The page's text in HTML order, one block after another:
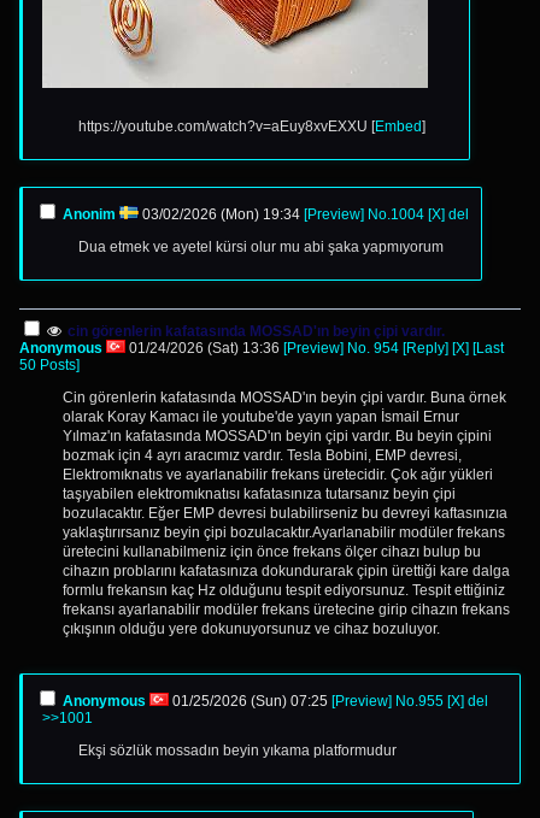
https://youtube.com/watch?v=aEuy8xvEXXU [Embed]
Anonim 03/02/2026 (Mon) 19:34 [Preview] No.1004 [X] del
Dua etmek ve ayetel kürsi olur mu abi şaka yapmıyorum
cin görenlerin kafatasında MOSSAD'ın beyin çipi vardır.
Anonymous
01/24/2026 (Sat) 13:36 [Preview] No. 954 [Reply] [X] [Last
50 Posts]
Cin görenlerin kafatasında MOSSAD'ın beyin çipi vardır. Buna örnek
olarak Koray Kamacı ile youtube'de yayın yapan İsmail Ernur
Yılmaz'ın kafatasında MOSSAD'ın beyin çipi vardır. Bu beyin çipini
bozmak için 4 ayrı aracımız vardır. Tesla Bobini, EMP devresi,
Elektromıknatıs ve ayarlanabilir frekans üretecidir. Çok ağır yükleri
taşıyabilen elektromıknatısı kafatasınıza tutarsanız beyin çipi
bozulacaktır. Eğer EMP devresi bulabilirseniz bu devreyi kaftasınızıa
yaklaştırırsanız beyin çipi bozulacaktır.Ayarlanabilir modüler frekans
üretecini kullanabilmeniz için önce frekans ölçer cihazı bulup bu
cihazın problarını kafatasınıza dokundurarak çipin ürettiği kare dalga
formlu frekansın kaç Hz olduğunu tespit ediyorsunuz. Tespit ettiğiniz
frekansı ayarlanabilir modüler frekans üretecine girip cihazın frekans
çıkışının olduğu yere dokunuyorsunuz ve cihaz bozuluyor.
Anonymous 01/25/2026 (Sun) 07:25 [Preview] No.955 [X] del
>>1001
Ekşi sözlük mossadın beyin yıkama platformudur